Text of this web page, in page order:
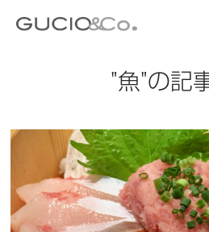
"魚"の記